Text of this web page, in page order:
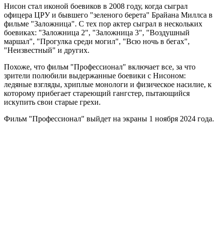
Нисон стал иконой боевиков в 2008 году, когда сыграл
офицера ЦРУ и бывшего "зеленого берета" Брайана Миллса в
фильме "Заложница". С тех пор актер сыграл в нескольких
боевиках: "Заложница 2", "Заложница 3", "Воздушный
маршал", "Прогулка среди могил", "Всю ночь в бегах",
"Неизвестный" и других.
Похоже, что фильм "Профессионал" включает все, за что
зрители полюбили выдержанные боевики с Нисоном:
ледяные взгляды, хриплые монологи и физическое насилие, к
которому прибегает стареющий гангстер, пытающийся
искупить свои старые грехи.
Фильм "Профессионал" выйдет на экраны 1 ноября 2024 года.